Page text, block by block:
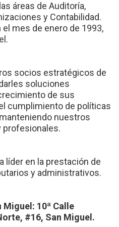
áreas de Auditoría,
y Contabilidad.
mes de enero de 1993,
socios estratégicos de
soluciones
de sus
cumplimiento de políticas
nuestros
profesionales.
líder en la prestación de
y administrativos.
Miguel: 10ª Calle
#16, San Miguel.